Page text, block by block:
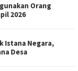
Orang
2026
Istana Negara,
Desa